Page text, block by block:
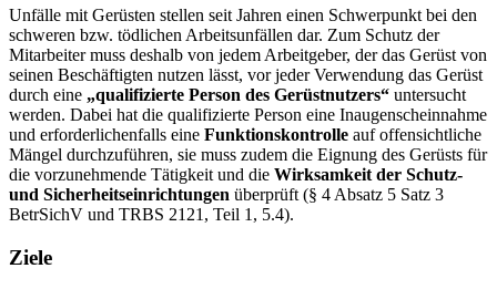
Unfälle mit Gerüsten stellen seit Jahren einen Schwerpunkt bei den
schweren bzw. tödlichen Arbeitsunfällen dar. Zum Schutz der
Mitarbeiter muss deshalb von jedem Arbeitgeber, der das Gerüst von
seinen Beschäftigten nutzen lässt, vor jeder Verwendung das Gerüst
durch eine „qualifizierte Person des Gerüstnutzers“ untersucht
werden. Dabei hat die qualifizierte Person eine Inaugenscheinnahme
und erforderlichenfalls eine Funktionskontrolle auf offensichtliche
Mängel durchzuführen, sie muss zudem die Eignung des Gerüsts für
die vorzunehmende Tätigkeit und die Wirksamkeit der Schutz-
und Sicherheitseinrichtungen überprüft (§ 4 Absatz 5 Satz 3
BetrSichV und TRBS 2121, Teil 1, 5.4).
Ziele